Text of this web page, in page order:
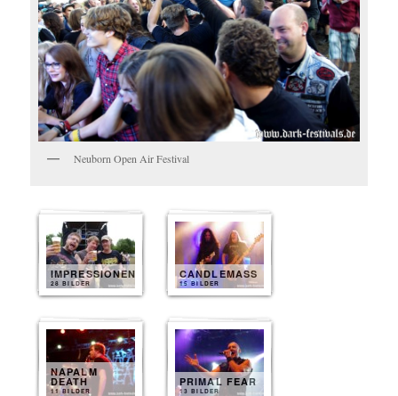
Neuborn Open Air Festival
IMPRESSIONEN
28 BILDER
CANDLEMASS
15 BILDER
NAPALM
DEATH
11 BILDER
PRIMAL FEAR
13 BILDER